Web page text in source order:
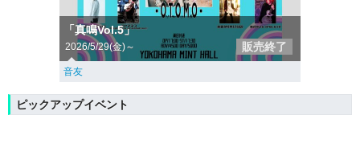
「真鳴Vol.5」
2026/5/29(金)～ 販売終了
音友
ピックアップイベント